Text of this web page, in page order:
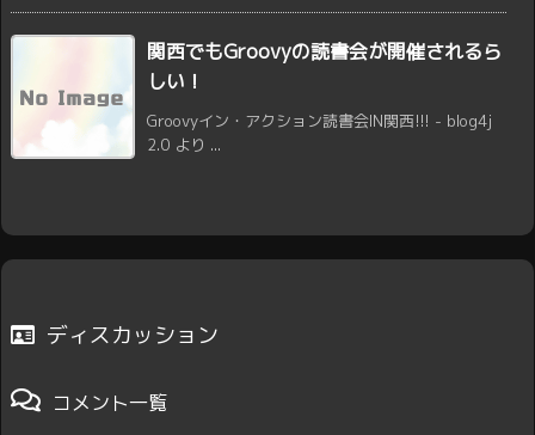
関西でもGroovyの読書会が開催されるら
しい！
Groovyイン・アクション読書会IN関西!!! - blog4j
2.0 より ...
ディスカッション
コメント一覧